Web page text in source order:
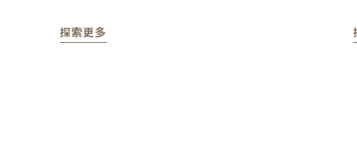
探索更多